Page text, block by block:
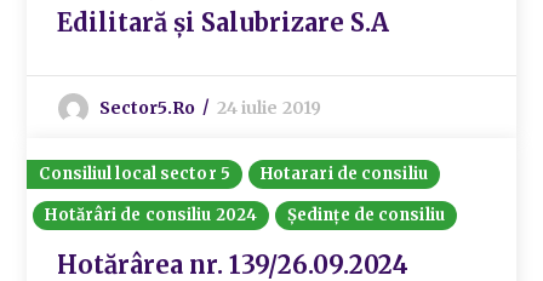
Edilitară și Salubrizare S.A
Sector5.ro 24 iulie 2019
Consiliul local sector 5
Hotarari de consiliu
Hotărâri de consiliu 2024
Ședințe de consiliu
Hotărârea nr. 139/26.09.2024